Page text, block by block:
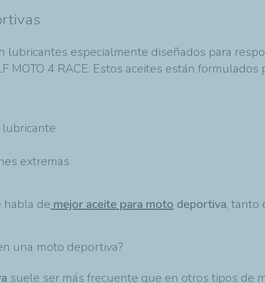
lubricantes especialmente diseñados para
MOTO 4 RACE. Estos aceites están formulados
extremas
habla de mejor aceite para moto deportiva, tanto
una moto deportiva?
suele ser más frecuente que en otros tipos de